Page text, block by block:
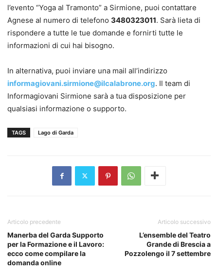
l’evento “Yoga al Tramonto” a Sirmione, puoi contattare
Agnese al numero di telefono 3480323011. Sarà lieta di
rispondere a tutte le tue domande e fornirti tutte le
informazioni di cui hai bisogno.
In alternativa, puoi inviare una mail all’indirizzo
informagiovani.sirmione@ilcalabrone.org. Il team di
Informagiovani Sirmione sarà a tua disposizione per
qualsiasi informazione o supporto.
TAGS Lago di Garda
Articolo precedente
Manerba del Garda Supporto
per la Formazione e il Lavoro:
ecco come compilare la
domanda online
Articolo successivo
L’ensemble del Teatro
Grande di Brescia a
Pozzolengo il 7 settembre